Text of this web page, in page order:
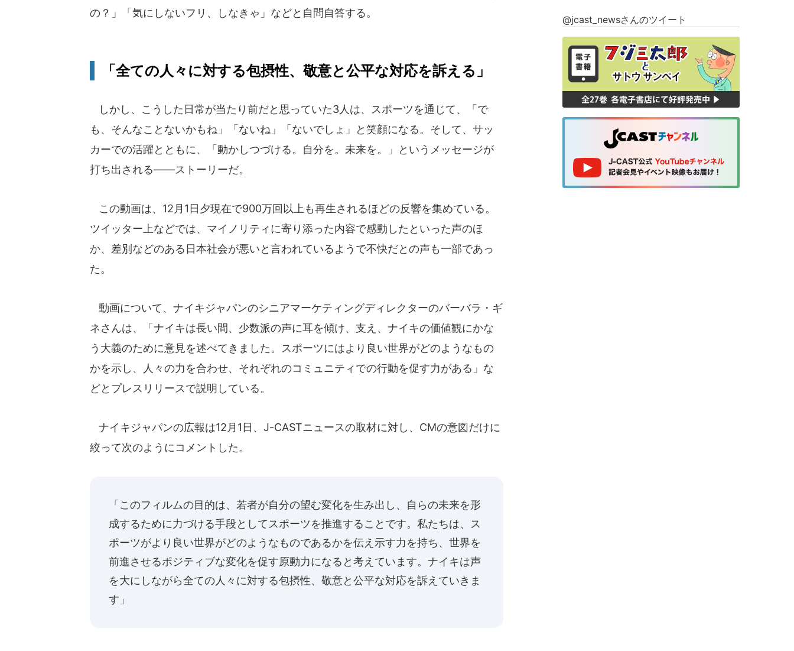
の？」「気にしないフリ、しなきゃ」などと自問自答する。
「全ての人々に対する包摂性、敬意と公平な対応を訴える」
しかし、こうした日常が当たり前だと思っていた3人は、スポーツを通じて、「で
も、そんなことないかもね」「ないね」「ないでしょ」と笑顔になる。そして、サッ
カーでの活躍とともに、「動かしつづける。自分を。未来を。」というメッセージが
打ち出される――ストーリーだ。
この動画は、12月1日夕現在で900万回以上も再生されるほどの反響を集めている。
ツイッター上などでは、マイノリティに寄り添った内容で感動したといった声のほ
か、差別などのある日本社会が悪いと言われているようで不快だとの声も一部であっ
た。
動画について、ナイキジャパンのシニアマーケティングディレクターのバーバラ・ギ
ネさんは、「ナイキは長い間、少数派の声に耳を傾け、支え、ナイキの価値観にかな
う大義のために意見を述べてきました。スポーツにはより良い世界がどのようなもの
かを示し、人々の力を合わせ、それぞれのコミュニティでの行動を促す力がある」な
どとプレスリリースで説明している。
ナイキジャパンの広報は12月1日、J-CASTニュースの取材に対し、CMの意図だけに
絞って次のようにコメントした。
「このフィルムの目的は、若者が自分の望む変化を生み出し、自らの未来を形
成するために力づける手段としてスポーツを推進することです。私たちは、ス
ポーツがより良い世界がどのようなものであるかを伝え示す力を持ち、世界を
前進させるポジティブな変化を促す原動力になると考えています。ナイキは声
を大にしながら全ての人々に対する包摂性、敬意と公平な対応を訴えていきま
す」
@jcast_newsさんのツイート